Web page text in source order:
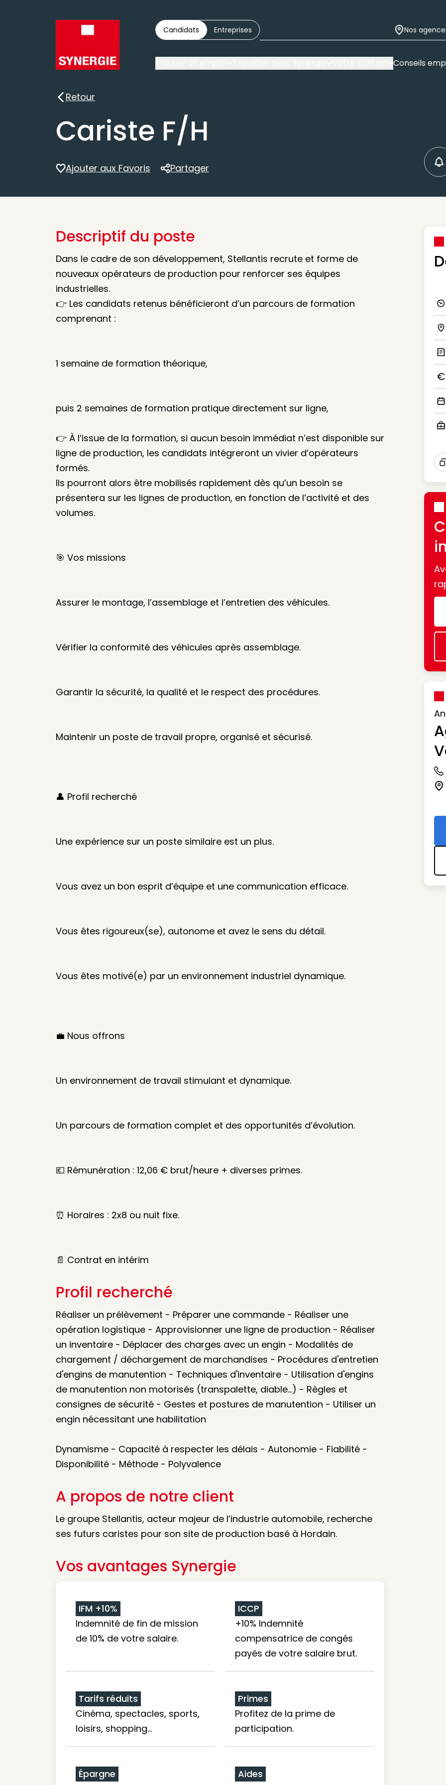
Candidats Entreprises Nos
Conseils
Retour
Retour
Cariste F/H
Ajouter aux Favoris
Partager
Partager
Descriptif du poste
Dans le cadre de son développement, Stellantis recrute et forme de
nouveaux opérateurs de production pour renforcer ses équipes
industrielles.
👉 Les candidats retenus bénéficieront d’un parcours de formation
comprenant :
1 semaine de formation théorique,
puis 2 semaines de formation pratique directement sur ligne,
👉 À l’issue de la formation, si aucun besoin immédiat n’est disponible sur
ligne de production, les candidats intégreront un vivier d’opérateurs
formés.
Ils pourront alors être mobilisés rapidement dès qu’un besoin se
présentera sur les lignes de production, en fonction de l’activité et des
volumes.
🎯 Vos missions
Assurer le montage, l’assemblage et l’entretien des véhicules.
Vérifier la conformité des véhicules après assemblage.
Garantir la sécurité, la qualité et le respect des procédures.
Maintenir un poste de travail propre, organisé et sécurisé.
👤 Profil recherché
Une expérience sur un poste similaire est un plus.
Vous avez un bon esprit d’équipe et une communication efficace.
Vous êtes rigoureux(se), autonome et avez le sens du détail.
Vous êtes motivé(e) par un environnement industriel dynamique.
💼 Nous offrons
Un environnement de travail stimulant et dynamique.
Un parcours de formation complet et des opportunités d’évolution.
💶 Rémunération : 12,06 € brut/heure + diverses primes.
⏰ Horaires : 2x8 ou nuit fixe.
📄 Contrat en intérim
Profil recherché
Réaliser un prélèvement - Préparer une commande - Réaliser une
opération logistique - Approvisionner une ligne de production - Réaliser
un inventaire - Déplacer des charges avec un engin - Modalités de
chargement / déchargement de marchandises - Procédures d'entretien
d'engins de manutention - Techniques d'inventaire - Utilisation d'engins
de manutention non motorisés (transpalette, diable...) - Règles et
consignes de sécurité - Gestes et postures de manutention - Utiliser un
engin nécessitant une habilitation
Dynamisme - Capacité à respecter les délais - Autonomie - Fiabilité -
Disponibilité - Méthode - Polyvalence
A propos de notre client
Le groupe Stellantis, acteur majeur de l’industrie automobile, recherche
ses futurs caristes pour son site de production basé à Hordain.
Vos avantages Synergie
IFM +10%
Indemnité de fin de mission
de 10% de votre salaire.
ICCP
+10% Indemnité
compensatrice de congés
payés de votre salaire brut.
Tarifs réduits
Cinéma, spectacles, sports,
loisirs, shopping...
Primes
Profitez de la prime de
participation.
Épargne
Aides